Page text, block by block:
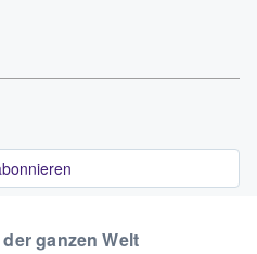
ganzen Welt